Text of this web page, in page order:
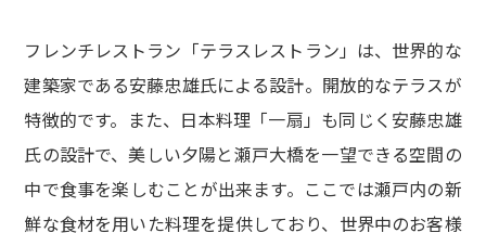
フレンチレストラン「テラスレストラン」は、世界的な
建築家である安藤忠雄氏による設計。開放的なテラスが
特徴的です。また、日本料理「一扇」も同じく安藤忠雄
氏の設計で、美しい夕陽と瀬戸大橋を一望できる空間の
中で食事を楽しむことが出来ます。ここでは瀬戸内の新
鮮な食材を用いた料理を提供しており、世界中のお客様